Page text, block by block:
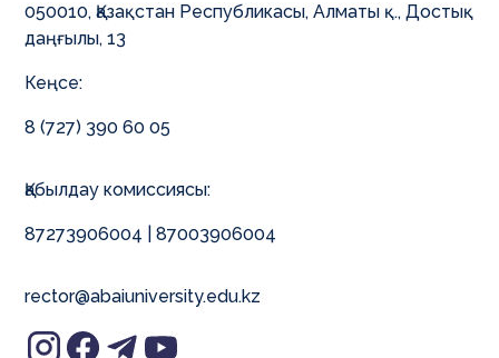
050010, Қазақстан Республикасы, Алматы қ., Достық
даңғылы, 13
Кеңсе:
8 (727) 390 60 05
Қабылдау комиссиясы:
87273906004 | 87003906004
rector@abaiuniversity.edu.kz